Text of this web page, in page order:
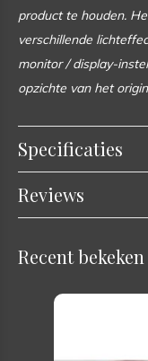
product te houden.
verschillende
monitor / display-
opzichte van het
Specificaties
Reviews
Recent bekeken